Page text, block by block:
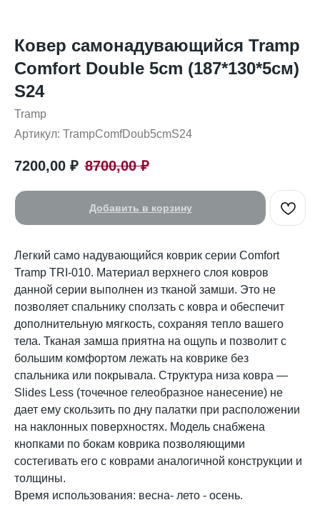
Ковер самонадувающийся Tramp
Comfort Double 5cm (187*130*5см)
S24
Tramp
Артикул: TrampComfDoub5cmS24
7200,00 ₽ 8700,00 ₽
Добавить в корзину
Легкий само надувающийся коврик серии Comfort
Tramp TRI-010. Материал верхнего слоя ковров
данной серии выполнен из тканой замши. Это не
позволяет спальнику сползать с ковра и обеспечит
дополнительную мягкость, сохраняя тепло вашего
тела. Тканая замша приятна на ощупь и позволит с
большим комфортом лежать на коврике без
спальника или покрывала. Структура низа ковра —
Slides Less (точечное гелеобразное нанесение) не
дает ему скользить по дну палатки при расположении
на наклонных поверхностях. Модель снабжена
кнопками по бокам коврика позволяющими
состегивать его с коврами аналогичной конструкции и
толщины.
Время использования: весна- лето - осень.